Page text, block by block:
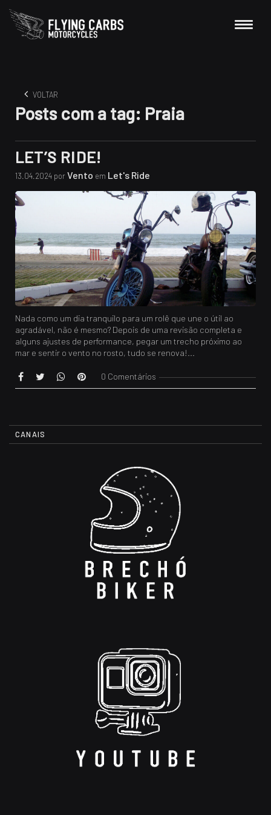
VOLTAR
Posts com a tag: Praia
LET’S RIDE!
13.04.2024 porVento em Let's Ride
Nada como um dia tranquilo para um rolê que une o útil ao
agradável, não é mesmo? Depois de uma revisão completa e
alguns ajustes de performance, pegar um trecho próximo ao
mar e sentir o vento no rosto, tudo se renova!...
0 Comentários
CANAIS